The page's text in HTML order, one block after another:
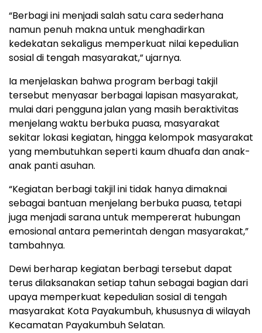
“Berbagi ini menjadi salah satu cara sederhana
namun penuh makna untuk menghadirkan
kedekatan sekaligus memperkuat nilai kepedulian
sosial di tengah masyarakat,” ujarnya.
Ia menjelaskan bahwa program berbagi takjil
tersebut menyasar berbagai lapisan masyarakat,
mulai dari pengguna jalan yang masih beraktivitas
menjelang waktu berbuka puasa, masyarakat
sekitar lokasi kegiatan, hingga kelompok masyarakat
yang membutuhkan seperti kaum dhuafa dan anak-
anak panti asuhan.
“Kegiatan berbagi takjil ini tidak hanya dimaknai
sebagai bantuan menjelang berbuka puasa, tetapi
juga menjadi sarana untuk mempererat hubungan
emosional antara pemerintah dengan masyarakat,”
tambahnya.
Dewi berharap kegiatan berbagi tersebut dapat
terus dilaksanakan setiap tahun sebagai bagian dari
upaya memperkuat kepedulian sosial di tengah
masyarakat Kota Payakumbuh, khususnya di wilayah
Kecamatan Payakumbuh Selatan.